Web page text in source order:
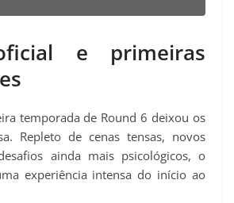
e primeiras
temporada de Round 6 deixou os
Repleto de cenas tensas, novos
ainda mais psicológicos, o
experiência intensa do início ao